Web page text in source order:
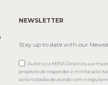
NEWSLETTER
Autorizo a MESA Ceramics a
propósito de responder à minha
serão tratadas de acordo com o